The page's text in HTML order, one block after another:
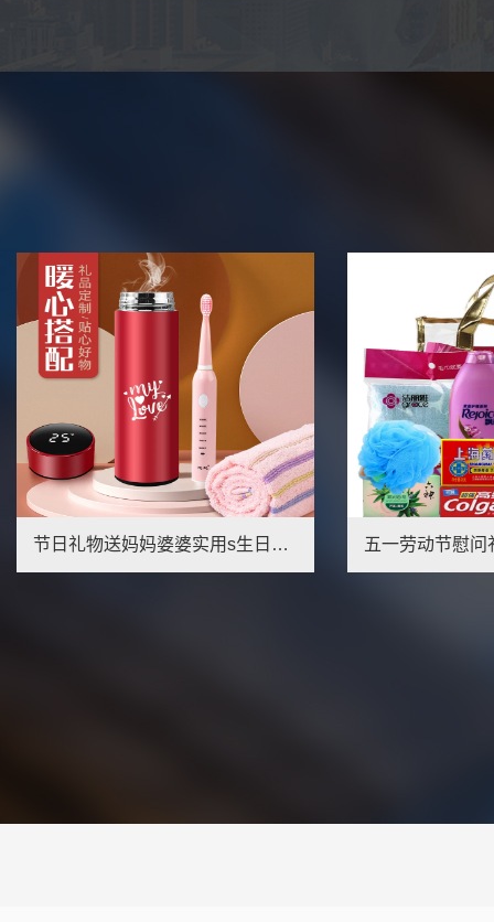
五一劳动节慰问礼品员工劳保福利礼品防暑送清凉套装发高温补贴 企业中秋送礼首选